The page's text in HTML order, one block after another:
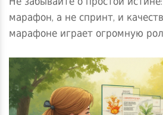
марафон, а не спринт, и
марафоне играет огромную